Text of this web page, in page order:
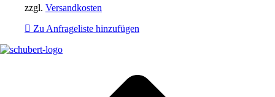
zzgl. Versandkosten
Zu Anfrageliste hinzufügen